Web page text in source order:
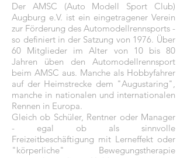
Der AMSC (Auto Modell Sport Club)
Augburg e.V. ist ein eingetragener Verein
zur Förderung des Automodellrennsports -
so definiert in der Satzung von 1976. Über
60 Mitglieder im Alter von 10 bis 80
Jahren üben den Automodellrennsport
beim AMSC aus. Manche als Hobbyfahrer
auf der Heimstrecke dem "Augustaring",
manche in nationalen und internationalen
Rennen in Europa.
Gleich ob Schüler, Rentner oder Manager
- egal ob als sinnvolle
Freizeitbeschäftigung mit Lerneffekt oder
"körperliche" Bewegungstherapie